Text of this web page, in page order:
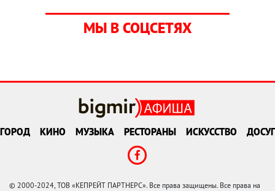
МЫ В СОЦСЕТЯХ
ГОРОД КИНО МУЗЫКА РЕСТОРАНЫ ИСКУССТВО ДОСУГ
© 2000-2024, ТОВ «КЕПРЕЙТ ПАРТНЕРС». Все права защищены. Все права на